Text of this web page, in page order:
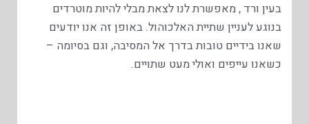
בעין ורד , מאפשרת לנו לצאת מבלי להיות מוטרדים
בנוגע לעניין שתיית האלכוהול. באופן זה אנו יודעים
שאנו בידיים טובות בדרך אל המסיבה, וגם בסיומה –
כשאנו עייפים ואולי מעט שתויים.